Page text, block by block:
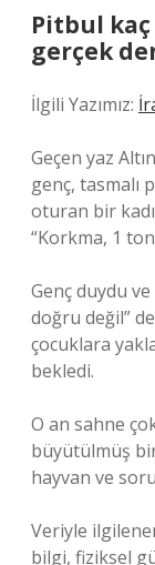
Pitbul
gerçek
İlgili Yazımız:
Geçen yaz
genç, tasmalı
oturan bir
“Korkma, 1
Genç duydu
doğru değil”
çocuklara
bekledi.
O an sahne
büyütülmüş
hayvan ve
Veriyle
bilgi, fiziksel